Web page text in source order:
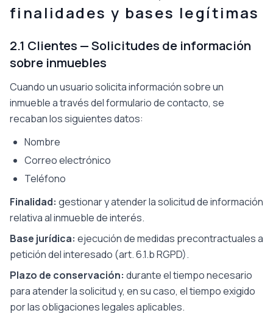
finalidades y bases legítimas
2.1 Clientes — Solicitudes de información
sobre inmuebles
Cuando un usuario solicita información sobre un
inmueble a través del formulario de contacto, se
recaban los siguientes datos:
Nombre
Correo electrónico
Teléfono
Finalidad: gestionar y atender la solicitud de información
relativa al inmueble de interés.
Base jurídica: ejecución de medidas precontractuales a
petición del interesado (art. 6.1.b RGPD).
Plazo de conservación: durante el tiempo necesario
para atender la solicitud y, en su caso, el tiempo exigido
por las obligaciones legales aplicables.